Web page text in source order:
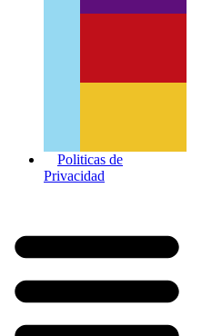
Politicas de
Privacidad